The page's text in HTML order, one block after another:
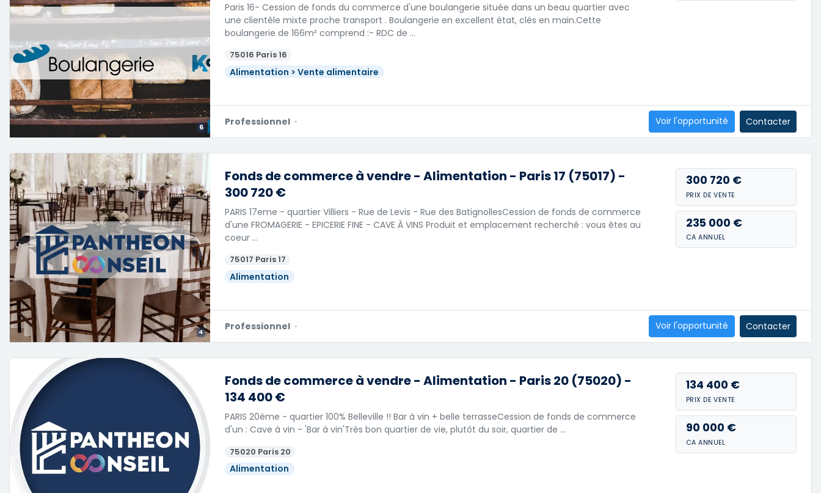
6
Paris 16- Cession de fonds du commerce d'une boulangerie située dans un beau quartier avec
une clientèle mixte proche transport . Boulangerie en excellent état, clés en main.Cette
boulangerie de 166m² comprend :- RDC de …
75016 Paris 16
Alimentation > Vente alimentaire
Professionnel · Voir l'opportunité Contacter
4
Fonds de commerce à vendre - Alimentation - Paris 17 (75017) -
300 720 €
PARIS 17eme - quartier Villiers - Rue de Levis - Rue des BatignollesCession de fonds de commerce
d'une FROMAGERIE - EPICERIE FINE - CAVE À VINS Produit et emplacement recherché : vous êtes au
coeur …
75017 Paris 17
Alimentation
300 720 €
PRIX DE VENTE
235 000 €
CA ANNUEL
Professionnel · Voir l'opportunité Contacter
Fonds de commerce à vendre - Alimentation - Paris 20 (75020) -
134 400 €
PARIS 20ème - quartier 100% Belleville !! Bar à vin + belle terrasseCession de fonds de commerce
d'un : Cave à vin - 'Bar à vin'Très bon quartier de vie, plutôt du soir, quartier de …
75020 Paris 20
Alimentation
134 400 €
PRIX DE VENTE
90 000 €
CA ANNUEL